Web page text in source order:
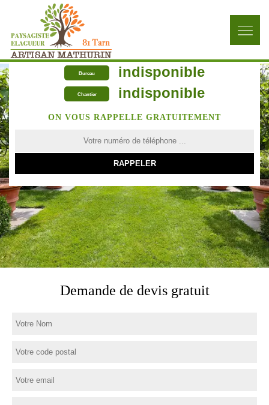
Bureau indisponible
Chantier indisponible
ON VOUS RAPPELLE GRATUITEMENT
Demande de devis gratuit